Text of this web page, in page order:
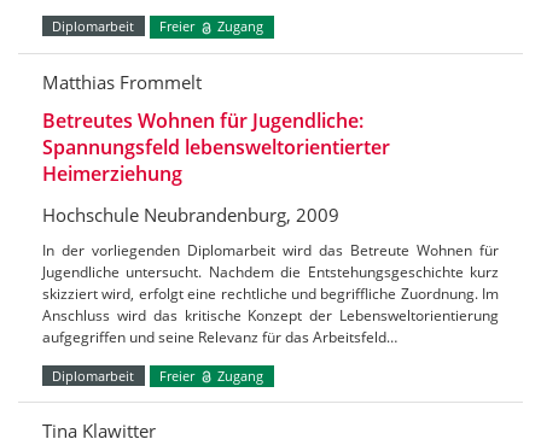
Diplomarbeit Freier Zugang
Matthias Frommelt
Betreutes Wohnen für Jugendliche:
Spannungsfeld lebensweltorientierter
Heimerziehung
Hochschule Neubrandenburg, 2009
In der vorliegenden Diplomarbeit wird das Betreute Wohnen für
Jugendliche untersucht. Nachdem die Entstehungsgeschichte kurz
skizziert wird, erfolgt eine rechtliche und begriffliche Zuordnung. Im
Anschluss wird das kritische Konzept der Lebensweltorientierung
aufgegriffen und seine Relevanz für das Arbeitsfeld…
Diplomarbeit Freier Zugang
Tina Klawitter